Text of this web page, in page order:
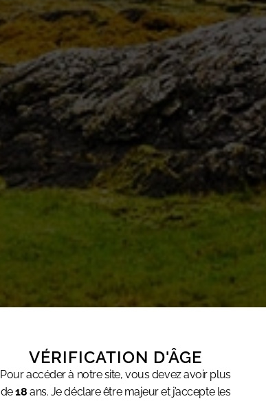
VÉRIFICATION D'ÂGE
Pour accéder à notre site, vous devez avoir plus
de18 ans. Je déclare être majeur et j’accepte les